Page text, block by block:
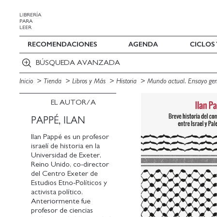
LIBRERÍA
PARA
LEER
RECOMENDACIONES AGENDA CICLOS
BÚSQUEDA AVANZADA
Inicio Tienda Libros y Más Historia Mundo actual. Ensayo
EL AUTOR/A
PAPPÉ, ILAN
Ilan Pappé es un profesor
israelí de historia en la
Universidad de Exeter,
Reino Unido, co-director
del Centro Exeter de
Estudios Etno-Políticos y
activista político.
Anteriormente fue
profesor de ciencias